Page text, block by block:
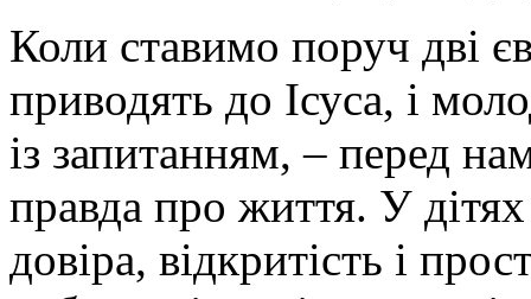
Коли ставимо поруч дві
приводять до Ісуса, і
із запитанням, – перед
правда про життя. У дітях
довіра, відкритість і